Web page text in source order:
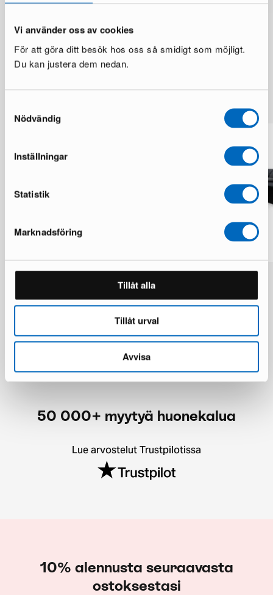
Vi använder oss av cookies
För att göra ditt besök hos oss så smidigt som möjligt.
Du kan justera dem nedan.
Nödvändig
Inställningar
Statistik
Marknadsföring
Tillåt alla
Tillåt urval
Avvisa
Lisää samalta brändiltä
Usteryd terassisohva sohvapöydällä
475 € 1 249 €
James Light 5-istuttava
391 € 653 €
50 000+ myytyä huonekalua
Lue arvostelut Trustpilotissa
10% alennusta seuraavasta
ostoksestasi